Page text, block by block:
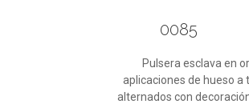
0085
Pulsera esclava en
aplicaciones de hueso a
alternados con